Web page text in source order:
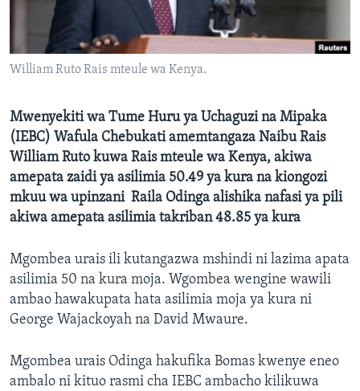
William Ruto Rais mteule wa Kenya.
Mwenyekiti wa Tume Huru ya Uchaguzi na Mipaka
(IEBC) Wafula Chebukati amemtangaza Naibu Rais
William Ruto kuwa Rais mteule wa Kenya, akiwa
amepata zaidi ya asilimia 50.49 ya kura na kiongozi
mkuu wa upinzani Raila Odinga alishika nafasi ya pili
akiwa amepata asilimia takriban 48.85 ya kura
Mgombea urais ili kutangazwa mshindi ni lazima apata
asilimia 50 na kura moja. Wgombea wengine wawili
ambao hawakupata hata asilimia moja ya kura ni
George Wajackoyah na David Mwaure.
Mgombea urais Odinga hakufika Bomas kwenye eneo
ambalo ni kituo rasmi cha IEBC ambacho kilikuwa